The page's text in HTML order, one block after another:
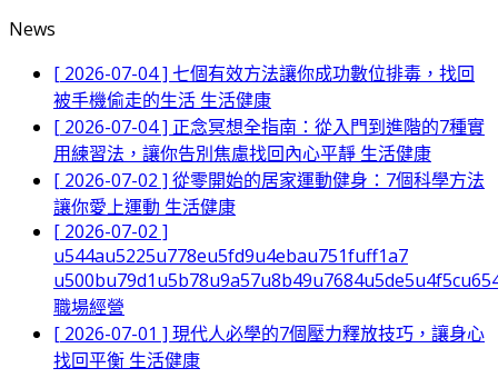
News
[ 2026-07-04 ] 七個有效方法讓你成功數位排毒，找回
被手機偷走的生活 生活健康
[ 2026-07-04 ] 正念冥想全指南：從入門到進階的7種實
用練習法，讓你告別焦慮找回內心平靜 生活健康
[ 2026-07-02 ] 從零開始的居家運動健身：7個科學方法
讓你愛上運動 生活健康
[ 2026-07-02 ]
u544au5225u778eu5fd9u4ebau751fuff1a7
職場經營
[ 2026-07-01 ] 現代人必學的7個壓力釋放技巧，讓身心
找回平衡 生活健康